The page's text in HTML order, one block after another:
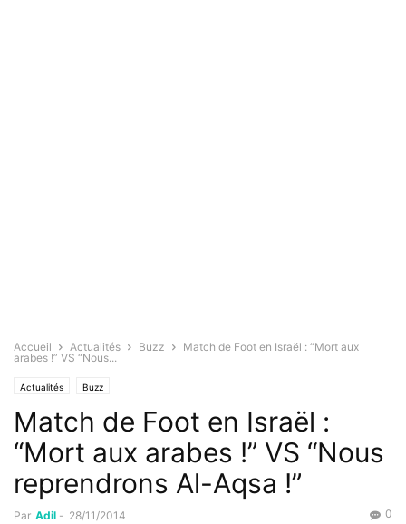
Accueil Actualités Buzz
Match de Foot en Israël : “Mort aux
arabes !” VS “Nous...
Actualités Buzz
Match de Foot en Israël :
“Mort aux arabes !” VS “Nous
reprendrons Al-Aqsa !”
Par Adil - 28/11/2014 0